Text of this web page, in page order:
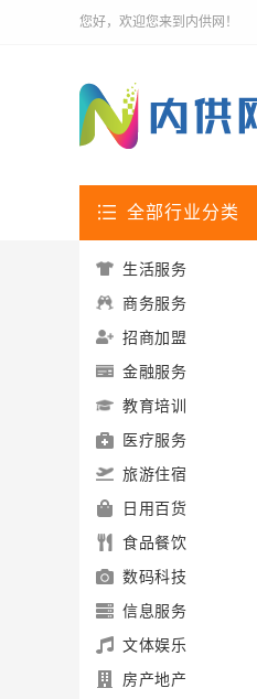
您好，欢迎您来到内供网！
全部行业分类
生活服务
商务服务
招商加盟
金融服务
教育培训
医疗服务
旅游住宿
日用百货
食品餐饮
数码科技
信息服务
文体娱乐
房产地产